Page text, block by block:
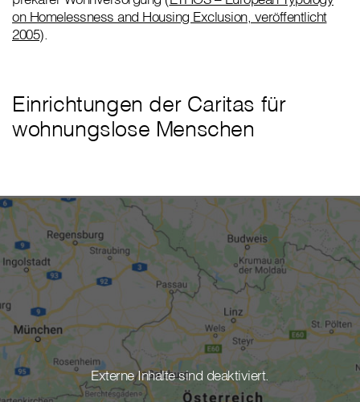
on Homelessness and Housing Exclusion, veröffentlicht
2005).
Einrichtungen der Caritas für
wohnungslose Menschen
Externe Inhalte sind deaktiviert.